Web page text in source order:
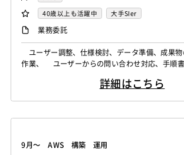
40歳以上も活躍中
大手SIer
業務委託
ユーザー調整、仕様検討、データ準備、成果
作業、 ユーザーからの問い合わせ対応、手
詳細はこちら
9月～ AWS 構築 運用